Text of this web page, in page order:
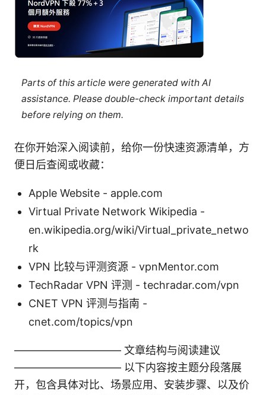
Parts of this article were generated with AI
assistance. Please double-check important details
before relying on them.
在你开始深入阅读前，给你一份快速资源清单，方
便日后查阅或收藏：
Apple Website - apple.com
Virtual Private Network Wikipedia -
en.wikipedia.org/wiki/Virtual_private_netwo
rk
VPN 比较与评测资源 - vpnMentor.com
TechRadar VPN 评测 - techradar.com/vpn
CNET VPN 评测与指南 -
cnet.com/topics/vpn
—————————— 文章结构与阅读建议
—————————— 以下内容按主题分段落展
开，包含具体对比、场景应用、安装步骤、以及价